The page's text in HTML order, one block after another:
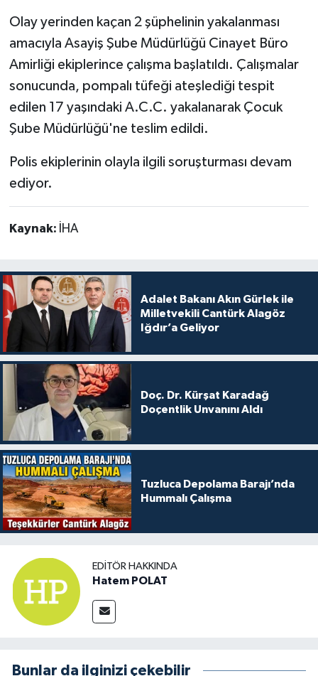
Olay yerinden kaçan 2 şüphelinin yakalanması
amacıyla Asayiş Şube Müdürlüğü Cinayet Büro
Amirliği ekiplerince çalışma başlatıldı. Çalışmalar
sonucunda, pompalı tüfeği ateşlediği tespit
edilen 17 yaşındaki A.C.C. yakalanarak Çocuk
Şube Müdürlüğü'ne teslim edildi.
Polis ekiplerinin olayla ilgili soruşturması devam
ediyor.
Kaynak: İHA
Adalet Bakanı Akın Gürlek ile
Milletvekili Cantürk Alagöz
Iğdır’a Geliyor
Doç. Dr. Kürşat Karadağ
Doçentlik Unvanını Aldı
Tuzluca Depolama Barajı’nda
Hummalı Çalışma
EDITÖR HAKKINDA
Hatem POLAT
Bunlar da ilginizi çekebilir